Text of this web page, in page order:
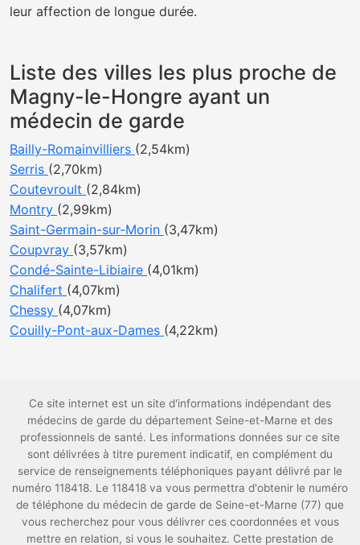
leur affection de longue durée.
Liste des villes les plus proche de
Magny-le-Hongre ayant un
médecin de garde
Bailly-Romainvilliers (2,54km)
Serris (2,70km)
Coutevroult (2,84km)
Montry (2,99km)
Saint-Germain-sur-Morin (3,47km)
Coupvray (3,57km)
Condé-Sainte-Libiaire (4,01km)
Chalifert (4,07km)
Chessy (4,07km)
Couilly-Pont-aux-Dames (4,22km)
Ce site internet est un site d'informations indépendant des
médecins de garde du département Seine-et-Marne et des
professionnels de santé. Les informations données sur ce site
sont délivrées à titre purement indicatif, en complément du
service de renseignements téléphoniques payant délivré par le
numéro 118418. Le 118418 va vous permettra d'obtenir le numéro
de téléphone du médecin de garde de Seine-et-Marne (77) que
vous recherchez pour vous délivrer ces coordonnées et vous
mettre en relation, si vous le souhaitez. Cette prestation de